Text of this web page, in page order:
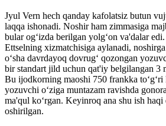
Jyul Vern hech qanday kafolatsiz butun
laqqa ishonadi. Noshir ham zimmasiga
bular og‘izda berilgan yolg‘on va'dalar
Ettselning xizmatchisiga aylanadi,
o‘sha davrdayoq dovrug‘ qozongan
bir standart jild uchun qat'iy belgilangan 3
Bu ijodkorning maoshi 750 frankka
yozuvchi o‘ziga muntazam ravishda
ma'qul ko‘rgan. Keyinroq ana shu ish
oshirilgan.